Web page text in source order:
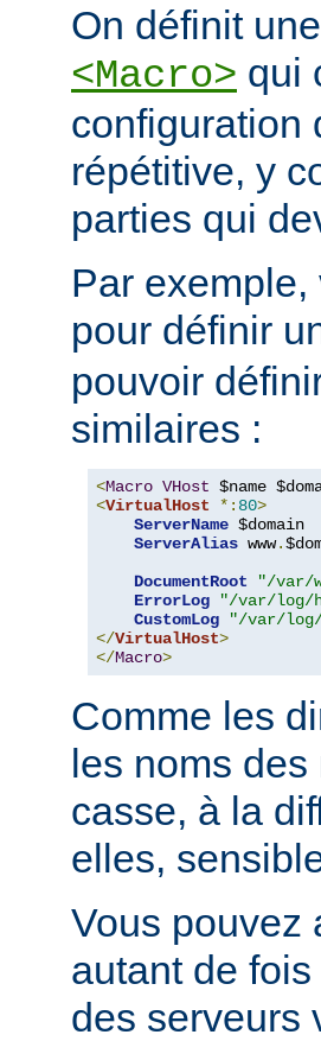
On définit
<Macro> qui
configuration
répétitive, y
parties qui
Par
pour définir
pouvoir
similaires :
<Macro VHost $name
<VirtualHost *: 80>
ServerName $domain
ServerAlias www.
DocumentRoot
"/var/
ErrorLog
"/var/log/
CustomLog
"/var/log/
</VirtualHost>
</Macro>
Comme les
les noms
casse, à la
elles,
Vous pouvez
autant de
des serveurs